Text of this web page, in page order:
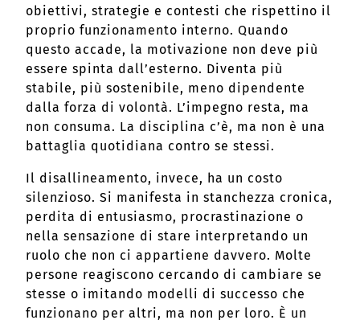
obiettivi, strategie e contesti che rispettino il
proprio funzionamento interno. Quando
questo accade, la motivazione non deve più
essere spinta dall’esterno. Diventa più
stabile, più sostenibile, meno dipendente
dalla forza di volontà. L’impegno resta, ma
non consuma. La disciplina c’è, ma non è una
battaglia quotidiana contro se stessi.
Il disallineamento, invece, ha un costo
silenzioso. Si manifesta in stanchezza cronica,
perdita di entusiasmo, procrastinazione o
nella sensazione di stare interpretando un
ruolo che non ci appartiene davvero. Molte
persone reagiscono cercando di cambiare se
stesse o imitando modelli di successo che
funzionano per altri, ma non per loro. È un